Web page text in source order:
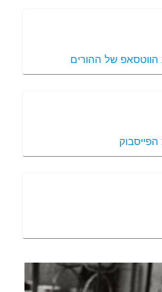
של ההורים